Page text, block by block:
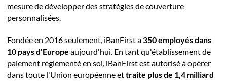
mesure de développer des stratégies de couverture
personnalisées.
Fondée en 2016 seulement, iBanFirst a350 employés dans
10 pays d'Europe aujourd'hui. En tant qu'établissement de
paiement réglementé en soi, iBanFirst est autorisé à opérer
dans toute l'Union européenne ettraite plus de 1,4 milliard